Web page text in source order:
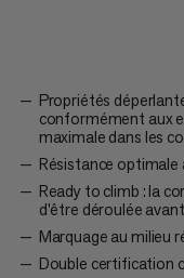
Propriétés
conformément aux
maximale dans les
Résistance optimale
Ready to climb : la
d'être déroulée
Marquage au milieu
Double certification